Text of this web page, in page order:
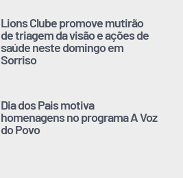
Lions Clube promove mutirão
de triagem da visão e ações de
saúde neste domingo em
Sorriso
Dia dos Pais motiva
homenagens no programa A Voz
do Povo